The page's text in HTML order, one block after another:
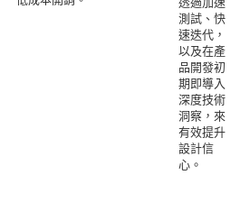
測試、快
速迭代，
以及在產
品開發初
期即導入
深度技術
洞察，來
有效提升
設計信
心。